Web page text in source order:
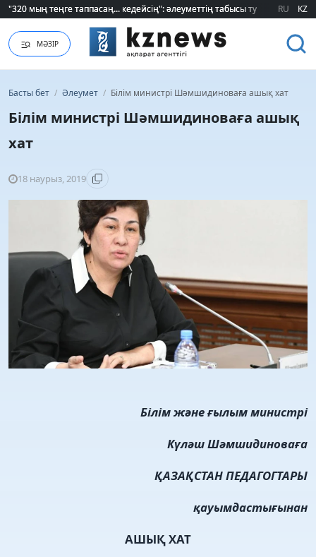
Қайрат Боранбаев лауазымды қызметке тағайындалды
RU KZ
МӘЗІР
Басты бет / Әлеумет / Білім министрі Шәмшидиноваға ашық хат
Білім министрі Шәмшидиноваға ашық
хат
18 наурыз, 2019
Білім және ғылым министрі
Күләш Шәмшидиноваға
ҚАЗАҚСТАН ПЕДАГОГТАРЫ
қауымдастығынан
АШЫҚ ХАТ